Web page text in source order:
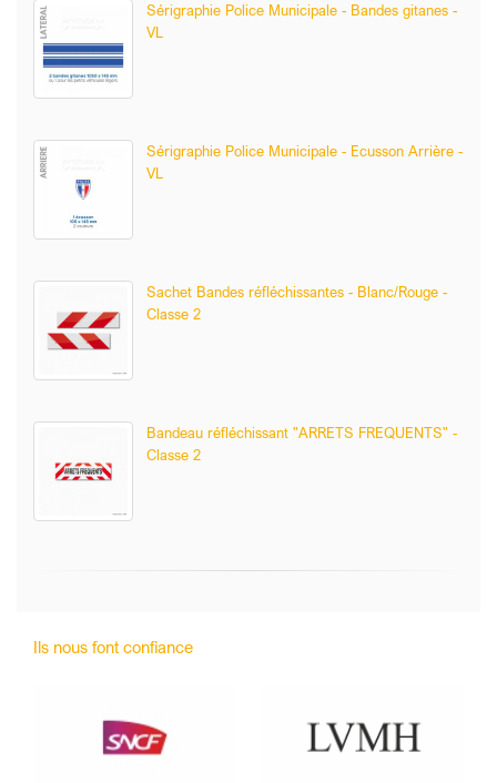
Sérigraphie Police Municipale - Bandes gitanes -
VL
Sérigraphie Police Municipale - Ecusson Arrière -
VL
Sachet Bandes réfléchissantes - Blanc/Rouge -
Classe 2
Bandeau réfléchissant "ARRETS FREQUENTS" -
Classe 2
Ils nous font confiance